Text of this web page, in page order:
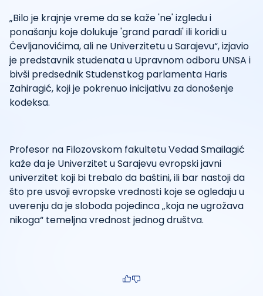
„Bilo je krajnje vreme da se kaže 'ne' izgledu i
ponašanju koje dolukuje 'grand paradi' ili koridi u
Čevljanovićima, ali ne Univerzitetu u Sarajevu“, izjavio
je predstavnik studenata u Upravnom odboru UNSA i
bivši predsednik Studenstkog parlamenta Haris
Zahiragić, koji je pokrenuo inicijativu za donošenje
kodeksa.
Profesor na Filozovskom fakultetu Vedad Smailagić
kaže da je Univerzitet u Sarajevu evropski javni
univerzitet koji bi trebalo da baštini, ili bar nastoji da
što pre usvoji evropske vrednosti koje se ogledaju u
uverenju da je sloboda pojedinca „koja ne ugrožava
nikoga“ temeljna vrednost jednog društva.